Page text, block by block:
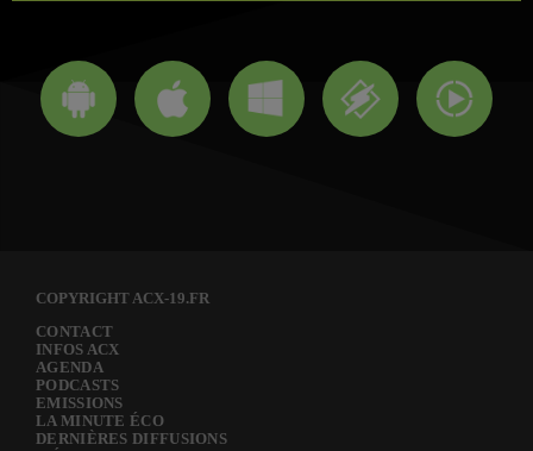
COPYRIGHT ACX-19.FR
CONTACT
INFOS ACX
AGENDA
PODCASTS
EMISSIONS
LA MINUTE ÉCO
DERNIÈRES DIFFUSIONS